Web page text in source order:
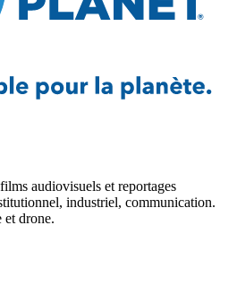
audiovisuels et reportages
industriel, communication.
et drone.